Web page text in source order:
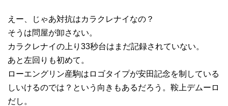
えー、じゃあ対抗はカラクレナイなの？
そうは問屋が卸さない。
カラクレナイの上り33秒台はまだ記録されていない。
あと左回りも初めて。
ローエングリン産駒はロゴタイプが安田記念を制している
しいけるのでは？という向きもあるだろう。鞍上デムーロ
だし。